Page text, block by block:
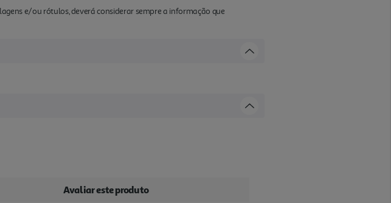
e/ou rótulos, deverá considerar sempre a informação que